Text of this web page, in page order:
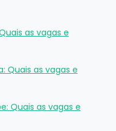
as vagas e
Quais as vagas e
Quais as vagas e